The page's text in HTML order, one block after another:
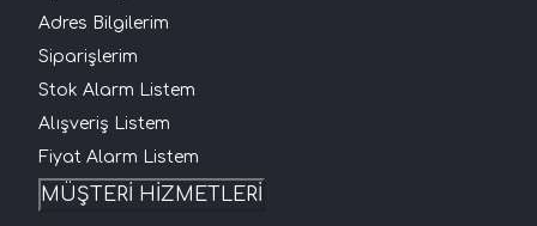
Adres Bilgilerim
Siparişlerim
Stok Alarm Listem
Alışveriş Listem
Fiyat Alarm Listem
MÜŞTERİ HİZMETLERİ